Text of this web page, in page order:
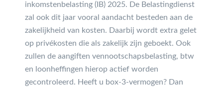
inkomstenbelasting (IB) 2025. De Belastingdienst
zal ook dit jaar vooral aandacht besteden aan de
zakelijkheid van kosten. Daarbij wordt extra gelet
op privékosten die als zakelijk zijn geboekt. Ook
zullen de aangiften vennootschapsbelasting, btw
en loonheffingen hierop actief worden
gecontroleerd. Heeft u box-3-vermogen? Dan